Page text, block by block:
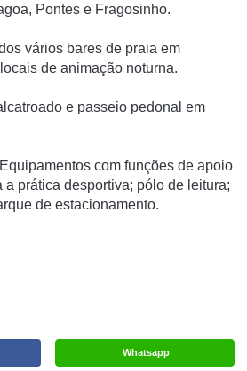
Pontes e Fragosinho.
vários bares de praia em
de animação noturna.
e passeio pedonal em
com funções de apoio
a prática desportiva; pólo de leitura;
de estacionamento.
Whatsapp